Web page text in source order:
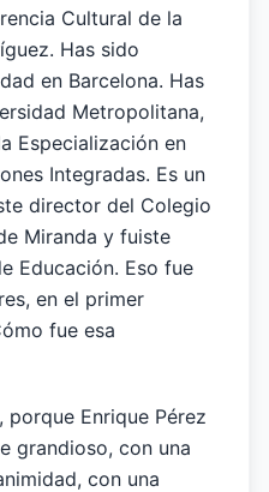
Cultural de la
Has sido
en Barcelona. Has
Metropolitana,
Especialización en
Integradas. Es un
director del Colegio
Miranda y fuiste
Educación. Eso fue
en el primer
fue esa
porque Enrique Pérez
grandioso, con una
con una